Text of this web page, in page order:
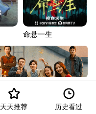
命悬一生
天天推荐 历史看过